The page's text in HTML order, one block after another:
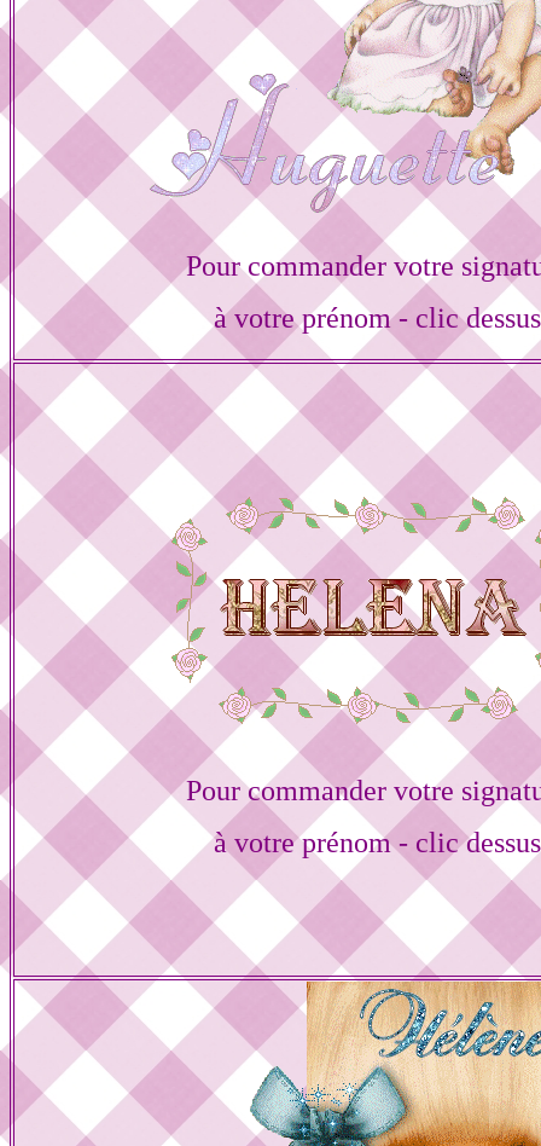
Pour commander votre
à votre prénom - clic dessus
Pour commander votre
à votre prénom - clic dessus